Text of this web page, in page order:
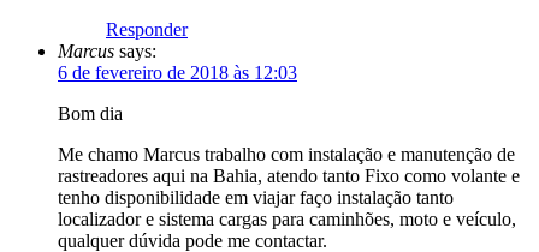
Responder
Marcus says:
6 de fevereiro de 2018 às 12:03
Bom dia
Me chamo Marcus trabalho com instalação e manutenção de
rastreadores aqui na Bahia, atendo tanto Fixo como volante e
tenho disponibilidade em viajar faço instalação tanto
localizador e sistema cargas para caminhões, moto e veículo,
qualquer dúvida pode me contactar.